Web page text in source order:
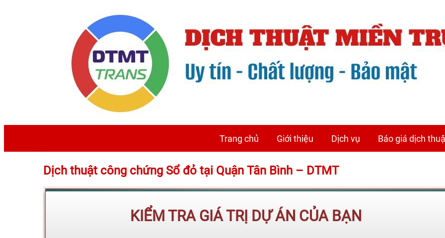
Trang chủ Giới thiệu Dịch vụ Báo giá dịch
Dịch thuật công chứng Sổ đỏ tại Quận Tân Bình – DTMT
KIỂM TRA GIÁ TRỊ DỰ ÁN CỦA BẠN